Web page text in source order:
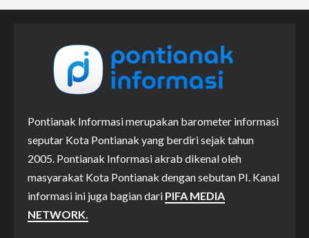
Pontianak Informasi merupakan barometer informasi
seputar Kota Pontianak yang berdiri sejak tahun
2005. Pontianak Informasi akrab dikenal oleh
masyarakat Kota Pontianak dengan sebutan PI. Kanal
informasi ini juga bagian dari PIFA MEDIA
NETWORK.